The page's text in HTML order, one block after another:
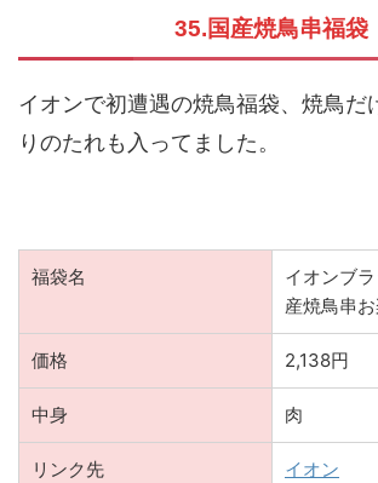
35.国産焼鳥串福袋
イオンで初遭遇の焼鳥福袋、焼鳥だ
りのたれも入ってました。
福袋名
イオンブ
産焼鳥串
価格 2,138円
中身 肉
リンク先 イオン